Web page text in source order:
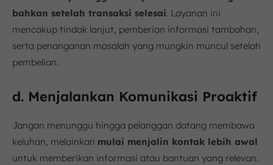
bahkan setelah transaksi selesai. Layanan ini
mencakup tindak lanjut, pemberian informasi tambahan,
serta penanganan masalah yang mungkin muncul setelah
pembelian.
d. Menjalankan Komunikasi Proaktif
Jangan menunggu hingga pelanggan datang membawa
keluhan, melainkan mulai menjalin kontak lebih awal
untuk memberikan informasi atau bantuan yang relevan.